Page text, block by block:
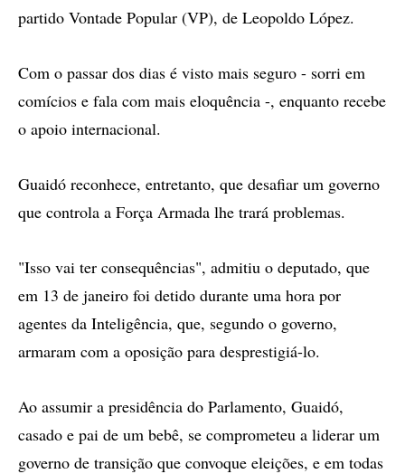
partido Vontade Popular (VP), de Leopoldo López.
Com o passar dos dias é visto mais seguro - sorri em
comícios e fala com mais eloquência -, enquanto recebe
o apoio internacional.
Guaidó reconhece, entretanto, que desafiar um governo
que controla a Força Armada lhe trará problemas.
"Isso vai ter consequências", admitiu o deputado, que
em 13 de janeiro foi detido durante uma hora por
agentes da Inteligência, que, segundo o governo,
armaram com a oposição para desprestigiá-lo.
Ao assumir a presidência do Parlamento, Guaidó,
casado e pai de um bebê, se comprometeu a liderar um
governo de transição que convoque eleições, e em todas